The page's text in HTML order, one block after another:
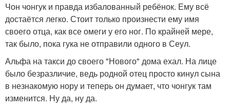
Чон чонгук и правда избалованный ребёнок. Ему всё
достаётся легко. Стоит только произнести ему имя
своего отца, как все омеги у его ног. По крайней мере,
так было, пока гука не отправили одного в Сеул.
Альфа на такси до своего "Нового" дома ехал. На лице
было безразличие, ведь родной отец просто кинул сына
в незнакомую нору и теперь он думает, что чонгук там
изменится. Ну да, ну да.